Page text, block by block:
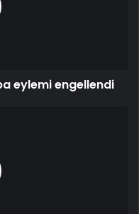
eylemi engellendi